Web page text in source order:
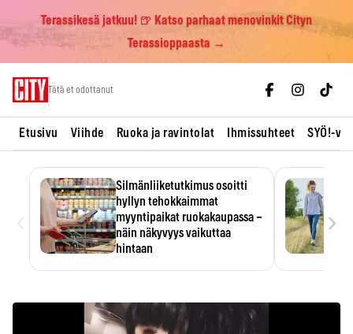
Terassikesä jatkuu! 🍺 Katso parhaat menovinkit Cityn
Terassioppaasta →
Tätä et odottanut
Etusivu Viihde Ruoka ja ravintolat Ihmissuhteet SYÖ!-
Silmänliiketutkimus osoitti
hyllyn tehokkaimmat
myyntipaikat ruokakaupassa –
näin näkyvyys vaikuttaa
hintaan
›